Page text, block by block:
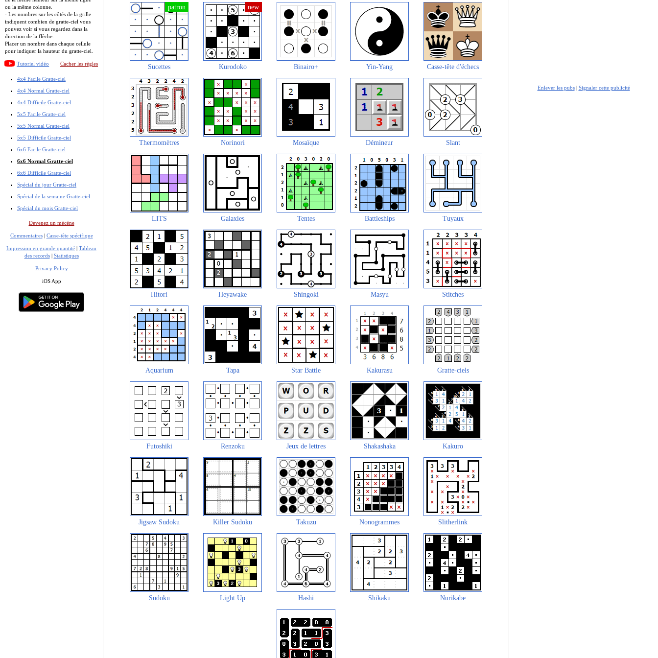
ou la même colonne.
- Les nombres sur les côtés de la grille
indiquent combien de gratte-ciel vous
pouvez voir si vous regardez dans la
direction de la flèche.
Placer un nombre dans chaque cellule
pour indiquer la hauteur du gratte-ciel.
Tutoriel vidéo Cacher les règles
4x4 Facile Gratte-ciel
4x4 Normal Gratte-ciel
4x4 Difficile Gratte-ciel
5x5 Facile Gratte-ciel
5x5 Normal Gratte-ciel
5x5 Difficile Gratte-ciel
6x6 Facile Gratte-ciel
6x6 Normal Gratte-ciel
6x6 Difficile Gratte-ciel
Spécial du jour Gratte-ciel
Spécial de la semaine Gratte-ciel
Spécial du mois Gratte-ciel
Devenez un mécène
Commentaires| Casse-tête spécifique
Impression en grande quantité | Tableau
des records| Statistiques
Privacy Policy
iOS App
Sucettes Kurodoko Binairo+ Yin-Yang Casse-tête d'échecs
Thermomètres Norinori Mosaïque Démineur Slant
LITS Galaxies Tentes Battleships Tuyaux
Hitori Heyawake Shingoki Masyu Stitches
Aquarium Tapa Star Battle Kakurasu Gratte-ciels
Futoshiki Renzoku Jeux de lettres Shakashaka Kakuro
Jigsaw Sudoku Killer Sudoku Takuzu Nonogrammes Slitherlink
Sudoku Light Up Hashi Shikaku Nurikabe
Enlever les pubs| Signaler cette publicité